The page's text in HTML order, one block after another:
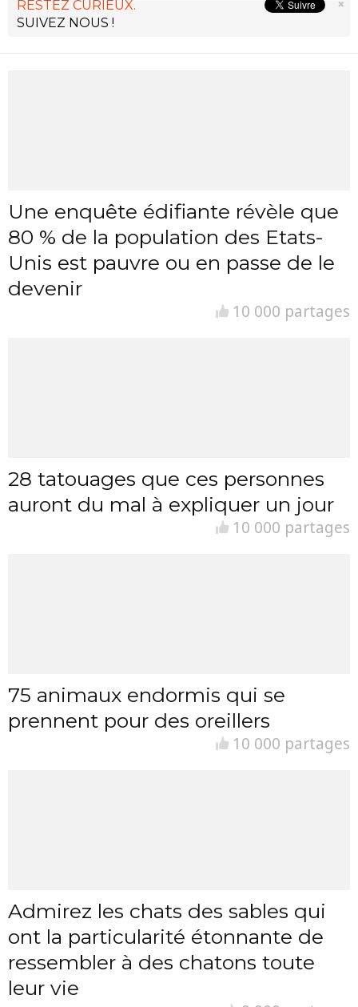
×
RESTEZ CURIEUX.
SUIVEZ NOUS !
Une enquête édifiante révèle que
80 % de la population des Etats-
Unis est pauvre ou en passe de le
devenir
10 000 partages
28 tatouages que ces personnes
auront du mal à expliquer un jour
10 000 partages
75 animaux endormis qui se
prennent pour des oreillers
10 000 partages
Admirez les chats des sables qui
ont la particularité étonnante de
ressembler à des chatons toute
leur vie